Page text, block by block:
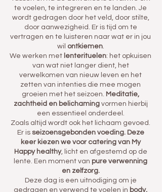
te voelen, te integreren en te landen. Je
wordt gedragen door het veld, door stilte,
door aanwezigheid. Er is tijd om te
vertragen en te luisteren naar wat er in jou
wil ontkiemen.
We werken met lenterituelen: het opkuisen
van wat niet langer dient, het
verwelkomen van nieuw leven en het
zetten van intenties die mee mogen
groeien met het seizoen. Meditatie,
zachtheid en belichamingvormen hierbij
een essentieel onderdeel.
Zoals altijd wordt ook het lichaam gevoed.
Er is seizoensgebonden voeding. Deze
keer kiezen we voor catering van My
Happy healthy, licht en afgestemd op de
lente. Een moment van pure verwenning
en zelfzorg.
Deze dag is een uitnodiging om je
gedragen en verwend te voelen in body,